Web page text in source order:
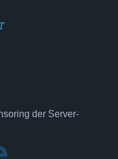
der Server-